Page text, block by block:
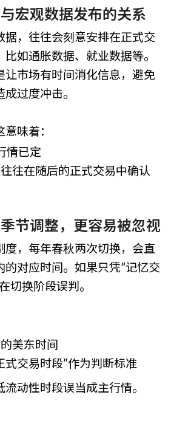
宏观数据发布的关系
据，往往会刻意安排在正式交
如通胀数据、就业数据等。
让市场有时间消化信息，避免
过度冲击。
味着：
情已定
往在随后的正式交易中确认
节调整，更容易被忽视
度，每年春秋两次切换，会直
的对应时间。如果只凭“记忆交
切换阶段误判。
美东时间
式交易时段”作为判断标准
动性时段误当成主行情。